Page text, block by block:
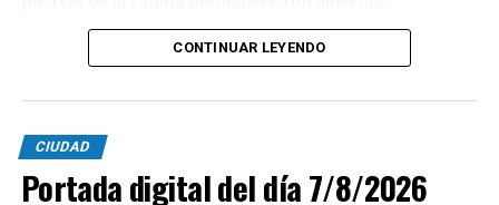
La imagen del santo salió del santuario de Moreno al
las calles del barrio. Grandes, jóvenes y niños y fieles se
sumaron al recorrido con banderas, espigas y distintas
expresiones de fe.
CONTINUAR LEYENDO
CIUDAD
Portada digital del día 7/8/2026